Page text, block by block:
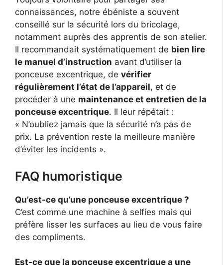
connaissances, notre ébéniste a souvent
conseillé sur la sécurité lors du bricolage,
notamment auprès des apprentis de son atelier.
Il recommandait systématiquement de bien lire
le manuel d’instruction avant d’utiliser la
ponceuse excentrique, de vérifier
régulièrement l’état de l’appareil, et de
procéder à une maintenance et entretien de la
ponceuse excentrique. Il leur répétait :
« N’oubliez jamais que la sécurité n’a pas de
prix. La prévention reste la meilleure manière
d’éviter les incidents ».
FAQ humoristique
Qu’est-ce qu’une ponceuse excentrique ?
C’est comme une machine à selfies mais qui
préfère lisser les surfaces au lieu de vous faire
des compliments.
Est-ce que la ponceuse excentrique a une